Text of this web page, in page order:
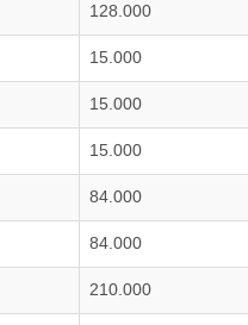
128.000
15.000
15.000
15.000
84.000
84.000
210.000